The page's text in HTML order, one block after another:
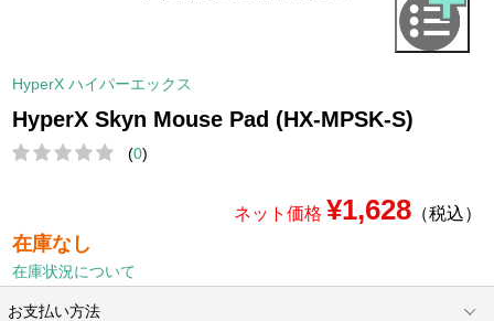
HyperX ハイパーエックス
HyperX Skyn Mouse Pad (HX-MPSK-S)
(0)
ネット価格 ¥1,628（税込）
在庫なし
在庫状況について
お支払い方法